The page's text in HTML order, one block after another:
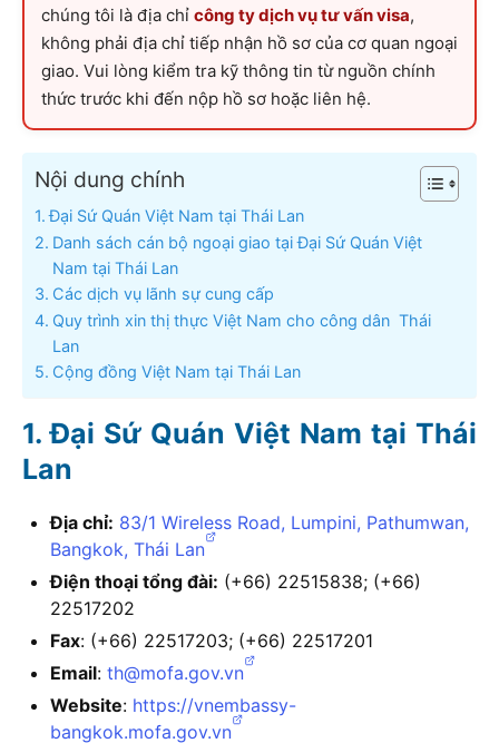
chúng tôi là địa chỉ công ty dịch vụ tư vấn visa,
không phải địa chỉ tiếp nhận hồ sơ của cơ quan ngoại
giao. Vui lòng kiểm tra kỹ thông tin từ nguồn chính
thức trước khi đến nộp hồ sơ hoặc liên hệ.
Nội dung chính
Đại Sứ Quán Việt Nam tại Thái Lan
Danh sách cán bộ ngoại giao tại Đại Sứ Quán Việt
Nam tại Thái Lan
Các dịch vụ lãnh sự cung cấp
Quy trình xin thị thực Việt Nam cho công dân Thái
Lan
Cộng đồng Việt Nam tại Thái Lan
Đại Sứ Quán Việt Nam tại Thái
Lan
Địa chỉ: 83/1 Wireless Road, Lumpini, Pathumwan,
Bangkok, Thái Lan
Điện thoại tổng đài: (+66) 22515838; (+66)
22517202
Fax: (+66) 22517203; (+66) 22517201
Email: th@mofa.gov.vn
Website: https://vnembassy-
bangkok.mofa.gov.vn